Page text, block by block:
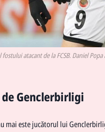
atacant de la FCSB. Daniel
Genclerbirligi
mai este jucătorul lui